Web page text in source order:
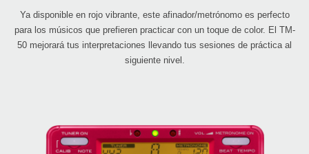
Ya disponible en rojo vibrante, este afinador/metrónomo es perfecto
para los músicos que prefieren practicar con un toque de color. El TM-
50 mejorará tus interpretaciones llevando tus sesiones de práctica al
siguiente nivel.